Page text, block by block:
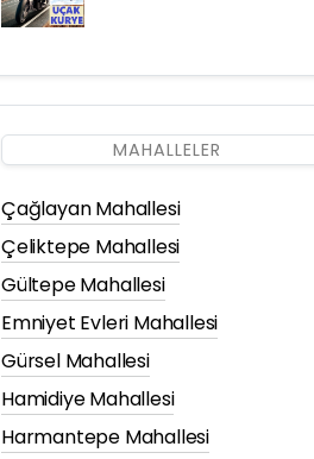
MAHALLELER
Çağlayan Mahallesi
Çeliktepe Mahallesi
Gültepe Mahallesi
Emniyet Evleri Mahallesi
Gürsel Mahallesi
Hamidiye Mahallesi
Harmantepe Mahallesi